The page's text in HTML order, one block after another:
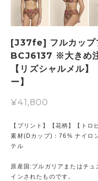
[J37fe] フルカップ
BCJ6137 ※大きめ
【リズシャルメル
ー】
¥41,800
【プリント】【花柄】【トロ
素材(Dカップ)：76% ナイロ
テル
原産国:ブルガリアまたはチ
インされたものです。